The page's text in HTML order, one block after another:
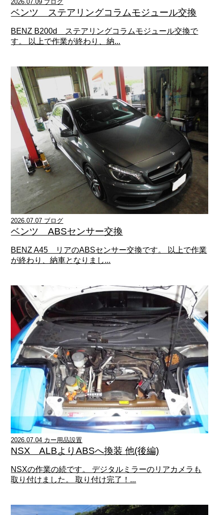
2026.07.09 ブログ
ベンツ ステアリングコラムモジュール交換
BENZ B200d ステアリングコラムモジュール交換で
す。 以上で作業が終わり、納...
2026.07.07 ブログ
ベンツ ABSセンサー交換
BENZ A45 リアのABSセンサー交換です。 以上で作業
が終わり、納車となりまし...
2026.07.04 カー用品設置
NSX ALBよりABSへ換装 他(後編)
NSXの作業の続です。 デジタルミラーのリアカメラも
取り付けました。 取り付け完了！...